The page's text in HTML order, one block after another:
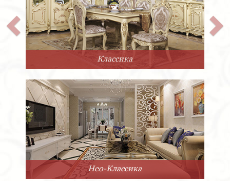
Количество выдвижных ящичков также можно
варьировать по желанию заказчика.
Двуспальная кровать Super Soft из Италии фабрики
San Giacomo выполнена в современном стиле. Она
отличается невероятной прочностью, благодаря
каркасу из массива. Лаконичный дизайн позволяет
гармонично вписать её в любой современный
интерьер.
Компания «Формула успеха» сотрудничает с
фабрикой San Giacomo с 1995 года. Мы предлагаем
мебель под заказ от этого замечательного
производителя. Срок доставки – 2-3 месяца со дня
оформления заказа.
Классика
Нео-Классика